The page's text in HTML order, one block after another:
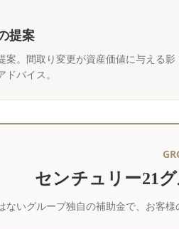
提案
案。間取り変更が資産価値に与える影
バイス。
センチュリー21
ないグループ独自の補助金で、お客